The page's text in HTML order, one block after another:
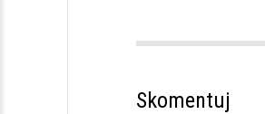
Skomentuj